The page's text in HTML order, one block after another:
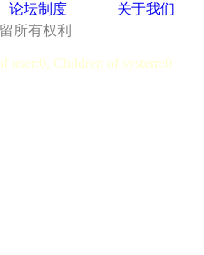
论坛制度
关于我们
所有权利
user:0, Children of system:0